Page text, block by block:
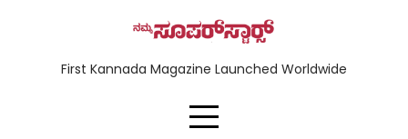
First Kannada Magazine Launched Worldwide